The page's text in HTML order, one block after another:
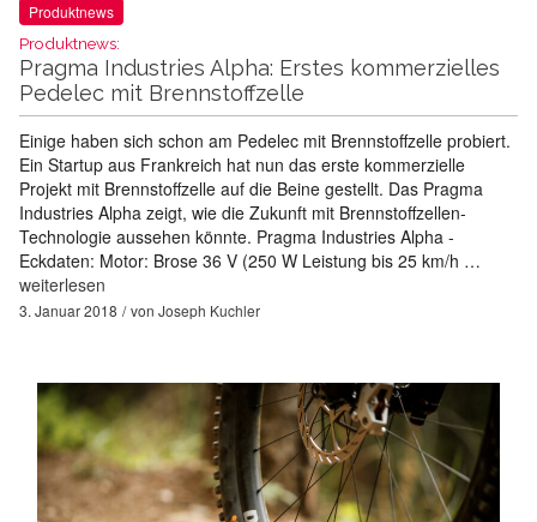
Produktnews
Produktnews:
Pragma Industries Alpha: Erstes kommerzielles
Pedelec mit Brennstoffzelle
Einige haben sich schon am Pedelec mit Brennstoffzelle probiert.
Ein Startup aus Frankreich hat nun das erste kommerzielle
Projekt mit Brennstoffzelle auf die Beine gestellt. Das Pragma
Industries Alpha zeigt, wie die Zukunft mit Brennstoffzellen-
Technologie aussehen könnte. Pragma Industries Alpha -
Eckdaten: Motor: Brose 36 V (250 W Leistung bis 25 km/h …
weiterlesen
3. Januar 2018 von Joseph Kuchler